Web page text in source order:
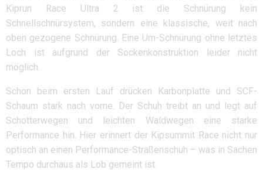
Kiprun Race Ultra 2 ist die Schnürung kein
Schnellschnürsystem, sondern eine klassische, weit nach
oben gezogene Schnürung. Eine Um-Schnürung ohne letztes
Loch ist aufgrund der Sockenkonstruktion leider nicht
möglich.
Schon beim ersten Lauf drücken Karbonplatte und SCF-
Schaum stark nach vorne. Der Schuh treibt an und legt auf
Schotterwegen und leichten Waldwegen eine starke
Performance hin. Hier erinnert der Kipsummit Race nicht nur
optisch an einen Performance-Straßenschuh – was in Sachen
Tempo durchaus als Lob gemeint ist.